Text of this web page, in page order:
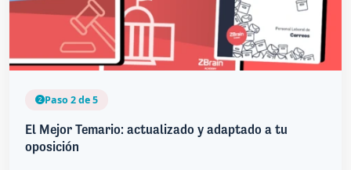
Paso 2 de 5
El Mejor Temario: actualizado y adaptado a tu
oposición